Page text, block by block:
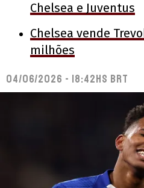
Chelsea e Juventus
Chelsea vende
milhões
04/06/2026 - 18:42hs BRT